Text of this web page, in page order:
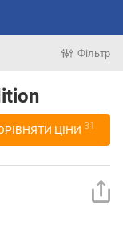
Фільтр
ЦІНИ 31